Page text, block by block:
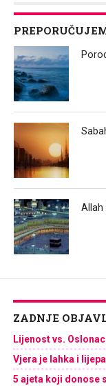
Allah
ZADNJE
Lijenost vs.
Vjera je lahka i lijepa
5 ajeta koji donose